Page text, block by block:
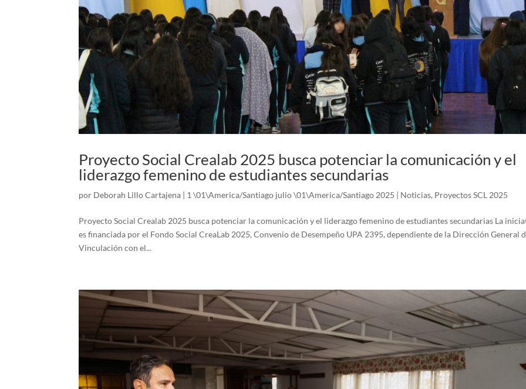
Proyecto Social Crealab 2025 busca potenciar la comunicación y el
liderazgo femenino de estudiantes secundarias
por Deborah Lillo Cartajena | 1 \01\America/Santiago julio \01\America/Santiago 2025 | Noticias, Proyectos SCL 2025
Proyecto Social Crealab 2025 busca potenciar la comunicación y el liderazgo femenino de estudiantes secundarias La
es financiada por el Fondo Social CreaLab 2025, Convenio de Desempeño UPA 2395, dependiente de la Dirección General
Vinculación con el...